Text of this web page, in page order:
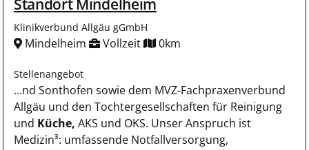
Klinikverbund Allgäu gGmbH
Mindelheim Vollzeit 0km
Stellenangebot
...nd Sonthofen sowie dem MVZ-Fachpraxenverbund
Allgäu und den Tochtergesellschaften für Reinigung
und Küche, AKS und OKS. Unser Anspruch ist
Medizin³: umfassende Notfallversorgung,